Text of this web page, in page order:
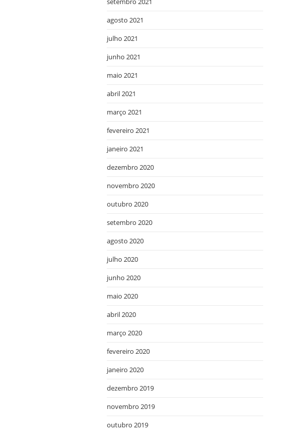
agosto 2021
julho 2021
junho 2021
maio 2021
abril 2021
março 2021
fevereiro 2021
janeiro 2021
dezembro 2020
novembro 2020
outubro 2020
setembro 2020
agosto 2020
julho 2020
junho 2020
maio 2020
abril 2020
março 2020
fevereiro 2020
janeiro 2020
dezembro 2019
novembro 2019
outubro 2019